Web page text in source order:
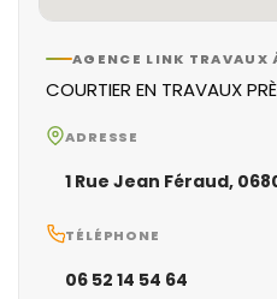
AGENCE LINK
COURTIER EN TRAVAUX
ADRESSE
1 Rue Jean Féraud,
TÉLÉPHONE
06 52 14 54 64